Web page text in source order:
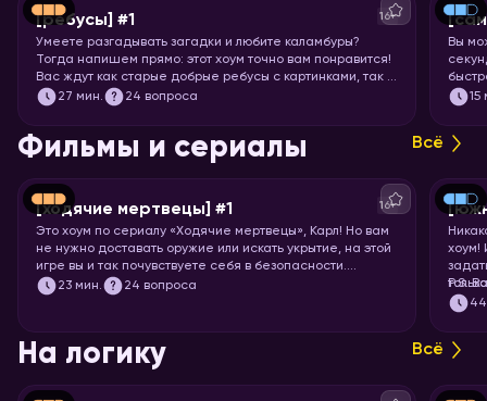
[ребусы] #1 16+
Умеете разгадывать загадки и любите каламбуры?
Тогда напишем прямо: этот хоум точно вам понравится!
Вас ждут как старые добрые ребусы с картинками, так и
вопросы с визуальными подсказками. Вспоминайте, что
27 мин. 24 вопроса
Вы
15
Фильмы и сериалы Всё
[ходячие мертвецы] #1 16+
Это хоум по сериалу «Ходячие мертвецы», Карл! Но вам
не нужно доставать оружие или искать укрытие, на этой
игре вы и так почувствуете себя в безопасности.
Спросим вас про все 11 сезонов сериала, так что
23 мин. 24 вопроса
хоум!
P.S.
44
На логику Всё